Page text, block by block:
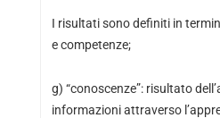
I risultati sono definiti in
e competenze;
g) “conoscenze”: risultato
informazioni attraverso